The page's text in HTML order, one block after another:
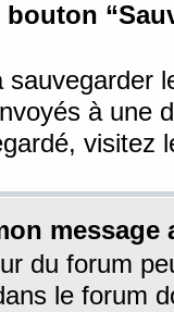
bouton
sauvegarder
à une
visitez
message
du forum
le forum